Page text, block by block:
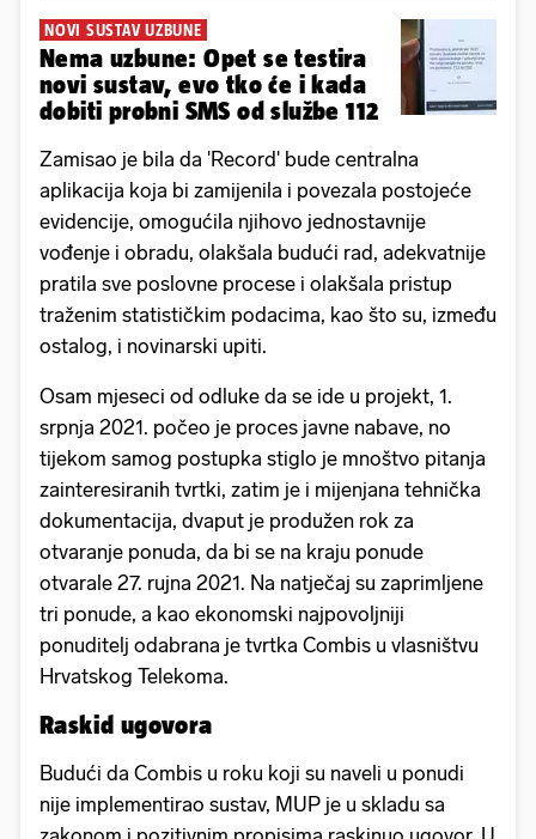
NOVI SUSTAV UZBUNE
Nema uzbune: Opet se testira
novi sustav, evo tko će i kada
dobiti probni SMS od službe 112
Zamisao je bila da 'Record' bude centralna
aplikacija koja bi zamijenila i povezala postojeće
evidencije, omogućila njihovo jednostavnije
vođenje i obradu, olakšala budući rad, adekvatnije
pratila sve poslovne procese i olakšala pristup
traženim statističkim podacima, kao što su, između
ostalog, i novinarski upiti.
Osam mjeseci od odluke da se ide u projekt, 1.
srpnja 2021. počeo je proces javne nabave, no
tijekom samog postupka stiglo je mnoštvo pitanja
zainteresiranih tvrtki, zatim je i mijenjana tehnička
dokumentacija, dvaput je produžen rok za
otvaranje ponuda, da bi se na kraju ponude
otvarale 27. rujna 2021. Na natječaj su zaprimljene
tri ponude, a kao ekonomski najpovoljniji
ponuditelj odabrana je tvrtka Combis u vlasništvu
Hrvatskog Telekoma.
Raskid ugovora
Budući da Combis u roku koji su naveli u ponudi
nije implementirao sustav, MUP je u skladu sa